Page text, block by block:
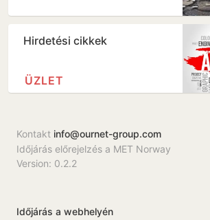
Hirdetési cikkek
ÜZLET
Kontakt info@ournet-group.com
Időjárás előrejelzés a MET Norway
Version: 0.2.2
Időjárás a webhelyén